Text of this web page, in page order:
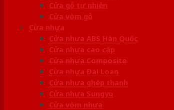
Cửa gỗ tự nhiên
Cửa vòm gỗ
Cửa nhựa
Cửa nhựa ABS Hàn Quốc
Cửa nhựa cao cấp
Cửa nhựa Composite
Cửa nhựa Đài Loan
Cửa nhựa ghép thanh
Cửa nhựa Sungyu
Cửa vòm nhựa